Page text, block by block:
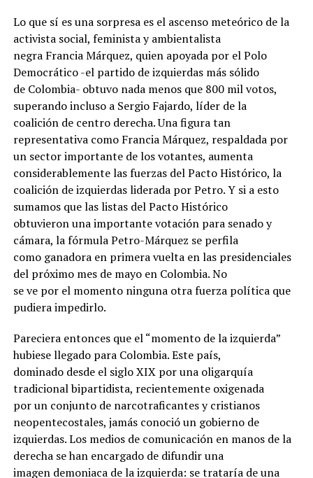
Lo que sí es una sorpresa es el ascenso meteórico de la
activista social, feminista y ambientalista
negra Francia Márquez, quien apoyada por el Polo
Democrático -el partido de izquierdas más sólido
de Colombia- obtuvo nada menos que 800 mil votos,
superando incluso a Sergio Fajardo, líder de la
coalición de centro derecha. Una figura tan
representativa como Francia Márquez, respaldada por
un sector importante de los votantes, aumenta
considerablemente las fuerzas del Pacto Histórico, la
coalición de izquierdas liderada por Petro. Y si a esto
sumamos que las listas del Pacto Histórico
obtuvieron una importante votación para senado y
cámara, la fórmula Petro-Márquez se perfila
como ganadora en primera vuelta en las presidenciales
del próximo mes de mayo en Colombia. No
se ve por el momento ninguna otra fuerza política que
pudiera impedirlo.
Pareciera entonces que el “momento de la izquierda”
hubiese llegado para Colombia. Este país,
dominado desde el siglo XIX por una oligarquía
tradicional bipartidista, recientemente oxigenada
por un conjunto de narcotraficantes y cristianos
neopentecostales, jamás conoció un gobierno de
izquierdas. Los medios de comunicación en manos de la
derecha se han encargado de difundir una
imagen demoniaca de la izquierda: se trataría de una